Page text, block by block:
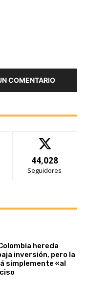
COMENTARIO
44,028
Seguidores
hereda
inversión, pero la
simplemente «al